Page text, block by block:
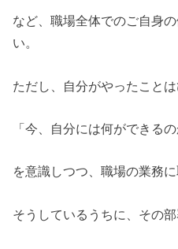
など、職場全体でのご自身
い。
ただし、自分がやったこと
「今、自分には何ができるの
を意識しつつ、職場の業務
そうしているうちに、その部